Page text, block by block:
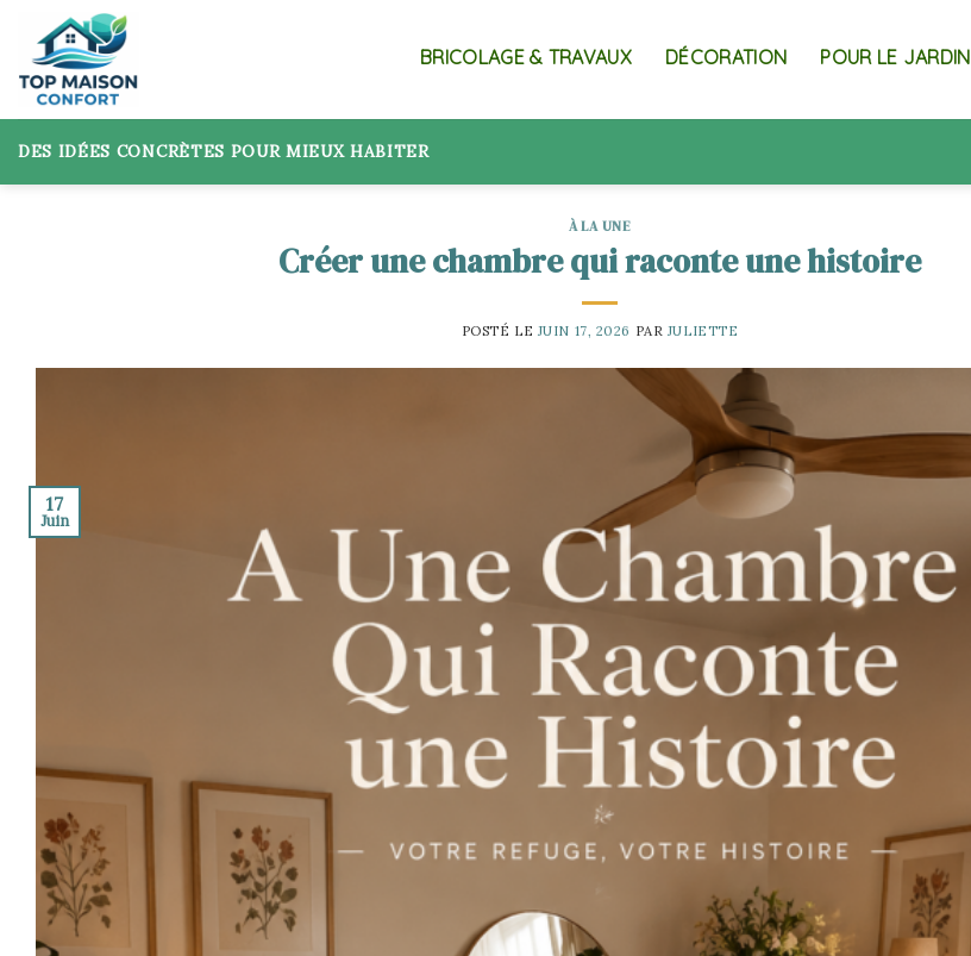
content
BRICOLAGE & TRAVAUX DÉCORATION POUR LE JARDIN
DES IDÉES CONCRÈTES POUR MIEUX HABITER
À LA UNE
Créer une chambre qui raconte une histoire
POSTÉ LE JUIN 17, 2026 PAR JULIETTE
17
Juin